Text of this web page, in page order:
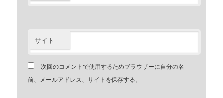
サイト
次回のコメントで使用するためブラウザーに自分の名
前、メールアドレス、サイトを保存する。